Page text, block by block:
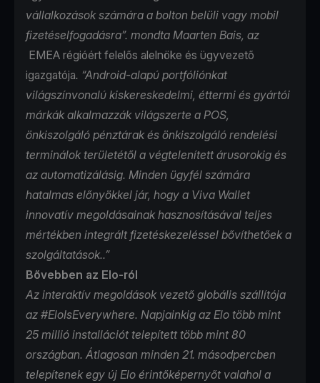
vállalkozások számára a bolton belüli vagy mobil
fizetéselfogadásra”. mondta Maarten Bais, az
EMEA régióért felelős alelnöke és ügyvezető
igazgatója. “Android-alapú portfóliónkat
világszínvonalú kiskereskedelmi, éttermi és gyártói
márkák alkalmazzák világszerte a POS,
önkiszolgáló pénztárak és önkiszolgáló rendelési
terminálok területétől a végtelenített árusorokig és
az automatizálásig. Minden ügyfél számára
hatalmas előnyökkel jár, hogy a Viva Wallet
innovatív megoldásainak hasznosításával teljes
mértékben integrált fizetéskezeléssel bővíthetőek a
szolgáltatások..”
Bővebben az Elo-ról
Az interaktív megoldások vezető globális szállítója
az #EloIsEverywhere. Napjainkig az Elo több mint
25 millió installációt telepített több mint 80
országban. Átlagosan minden 21. másodpercben
telepítenek egy új Elo érintőképernyőt valahol a